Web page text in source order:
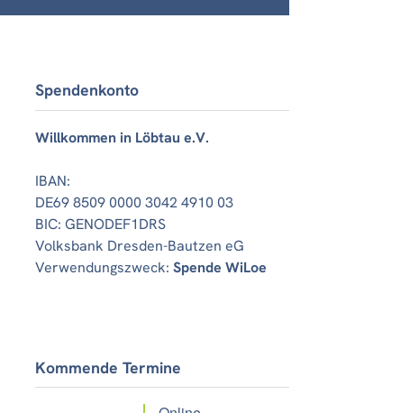
Spendenkonto
Willkommen in Löbtau e.V.
IBAN:
DE69 8509 0000 3042 4910 03
BIC: GENODEF1DRS
Volksbank Dresden-Bautzen eG
Verwendungszweck:Spende WiLoe
Kommende Termine